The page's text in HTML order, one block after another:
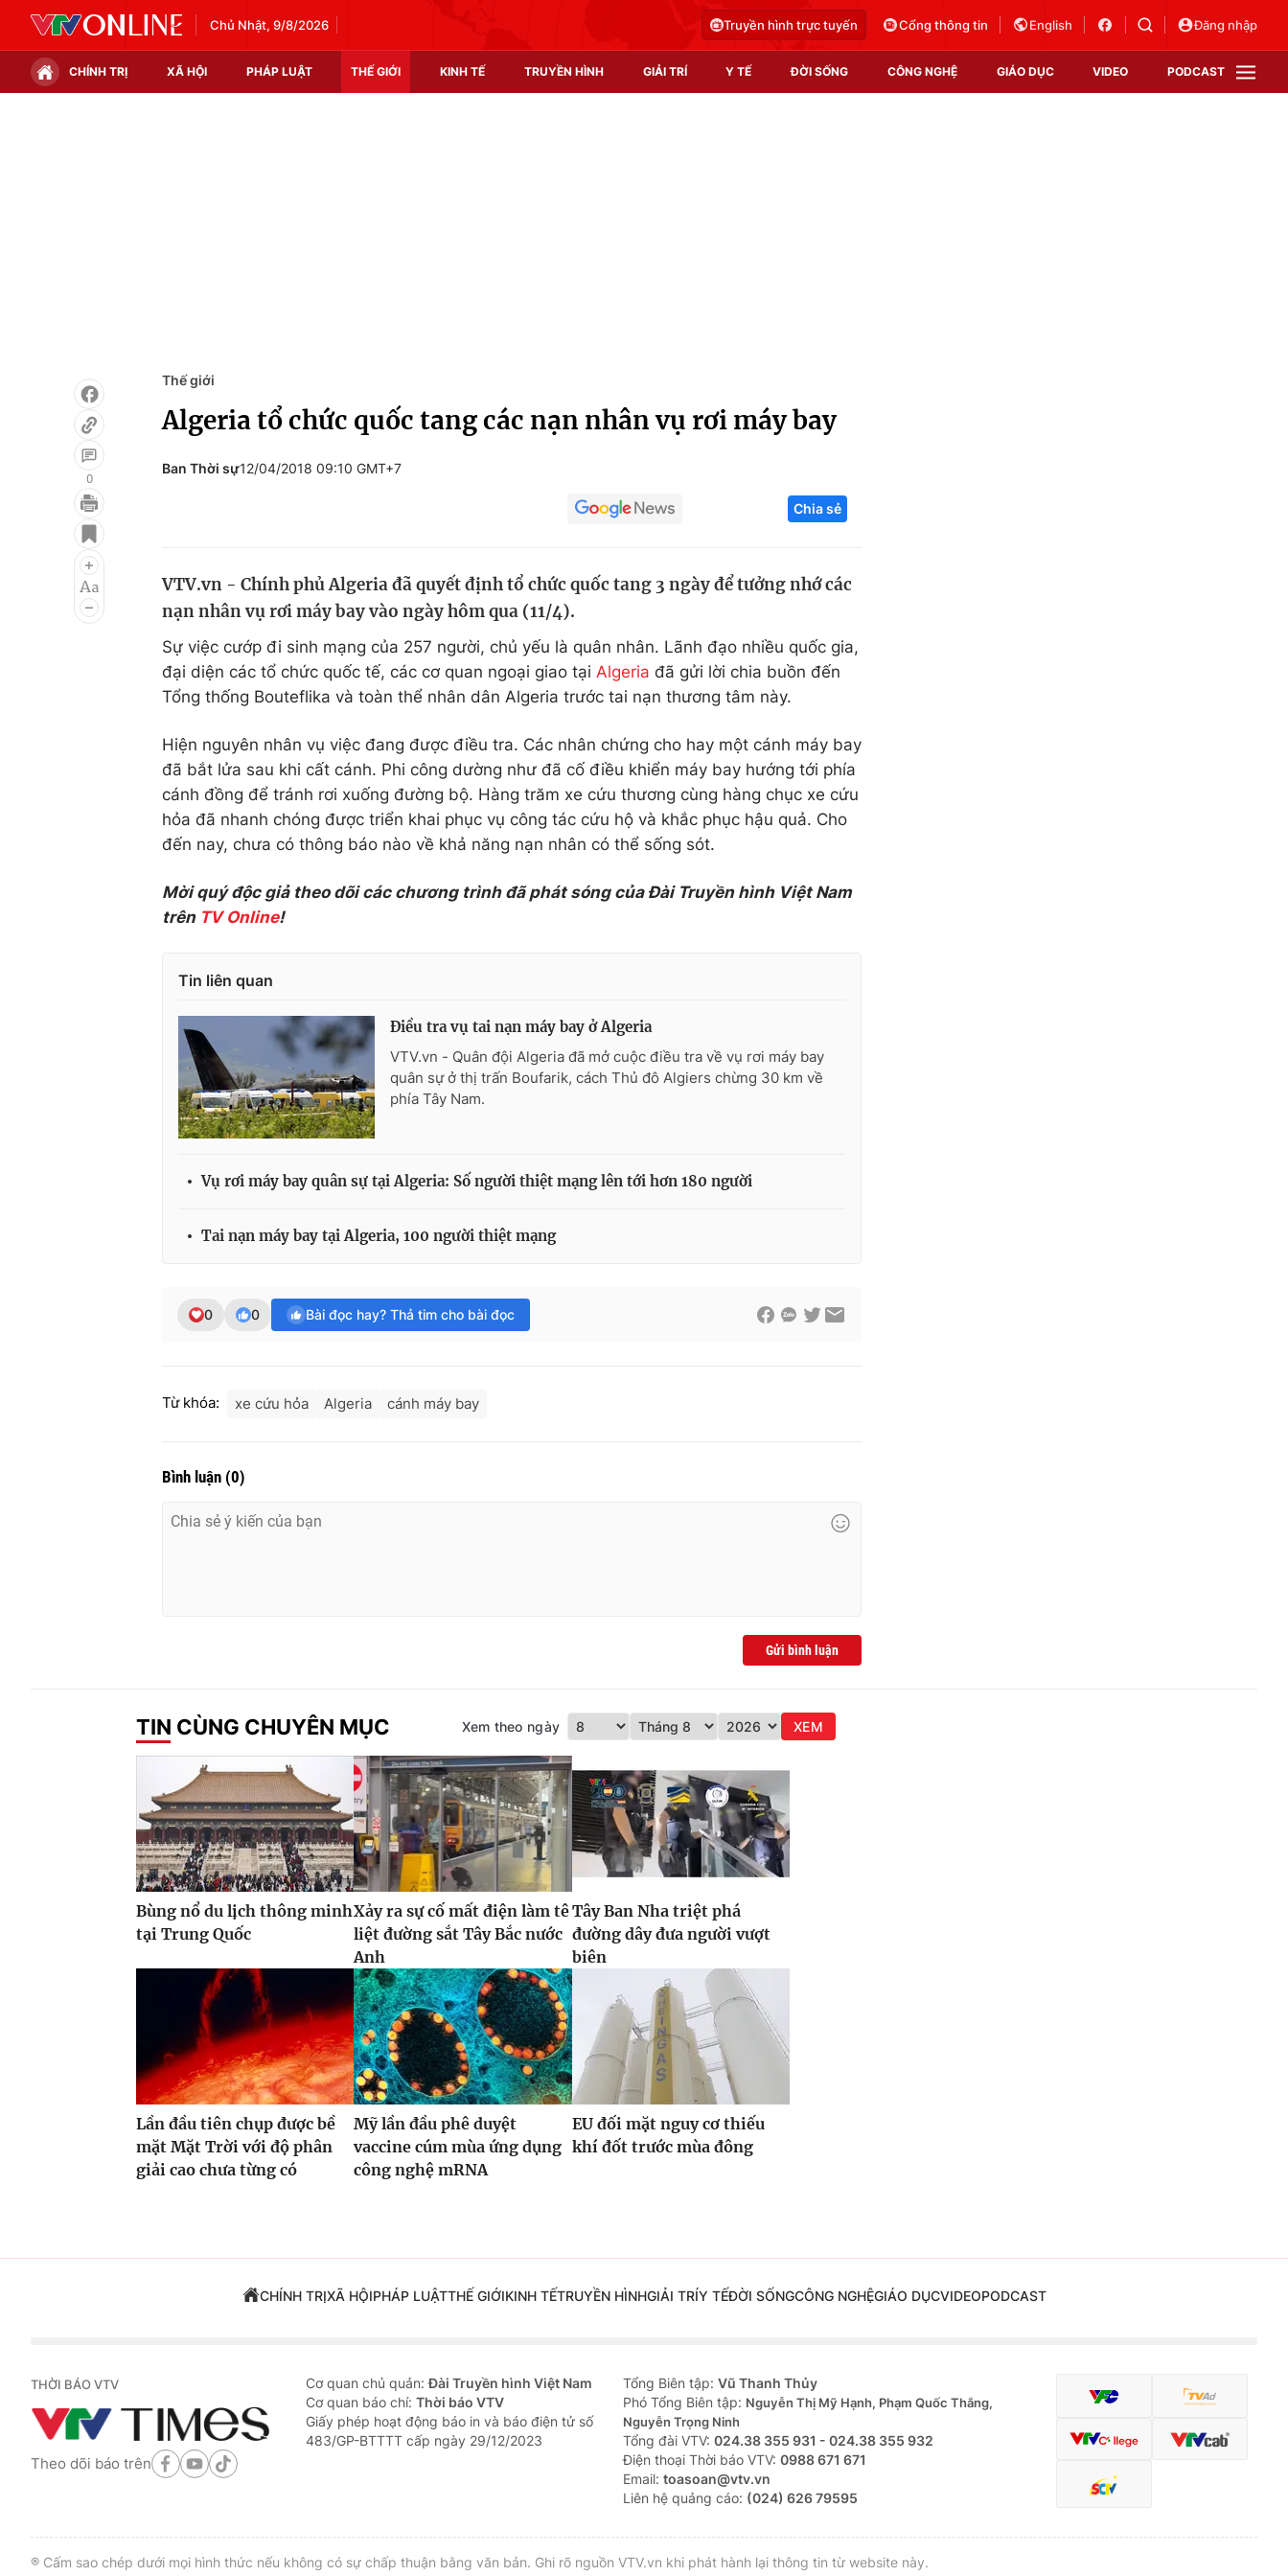
Chủ Nhật, 9/8/2026 Truyền hình trực tuyến Cổng thông tin English Đăng nhập
CHÍNH TRỊ XÃ HỘI PHÁP LUẬT THẾ GIỚI KINH TẾ TRUYỀN HÌNH GIẢI TRÍ Y TẾ ĐỜI SỐNG CÔNG NGHỆ GIÁO DỤC VIDEO PODCAST
Infographic
Điện ảnh
Âm nhạc
Làm đẹp
Học trực tuyến
Công nghệ
Sản phẩm
Tư vấn
0
Thế giới
Algeria tổ chức quốc tang các nạn nhân vụ rơi máy bay
Ban Thời sự12/04/2018 09:10 GMT+7
Chia sẻ
VTV.vn - Chính phủ Algeria đã quyết định tổ chức quốc tang 3 ngày để tưởng nhớ các
nạn nhân vụ rơi máy bay vào ngày hôm qua (11/4).
Sự việc cướp đi sinh mạng của 257 người, chủ yếu là quân nhân. Lãnh đạo nhiều quốc gia,
đại diện các tổ chức quốc tế, các cơ quan ngoại giao tại Algeria đã gửi lời chia buồn đến
Tổng thống Bouteflika và toàn thể nhân dân Algeria trước tai nạn thương tâm này.
Hiện nguyên nhân vụ việc đang được điều tra. Các nhân chứng cho hay một cánh máy bay
đã bắt lửa sau khi cất cánh. Phi công dường như đã cố điều khiển máy bay hướng tới phía
cánh đồng để tránh rơi xuống đường bộ. Hàng trăm xe cứu thương cùng hàng chục xe cứu
hỏa đã nhanh chóng được triển khai phục vụ công tác cứu hộ và khắc phục hậu quả. Cho
đến nay, chưa có thông báo nào về khả năng nạn nhân có thể sống sót.
Mời quý độc giả theo dõi các chương trình đã phát sóng của Đài Truyền hình Việt Nam
trên TV Online!
Tin liên quan
Điều tra vụ tai nạn máy bay ở Algeria
VTV.vn - Quân đội Algeria đã mở cuộc điều tra về vụ rơi máy bay
quân sự ở thị trấn Boufarik, cách Thủ đô Algiers chừng 30 km về
phía Tây Nam.
Vụ rơi máy bay quân sự tại Algeria: Số người thiệt mạng lên tới hơn 180 người
Tai nạn máy bay tại Algeria, 100 người thiệt mạng
0 0 Bài đọc hay? Thả tim cho bài đọc
Từ khóa: xe cứu hỏa Algeria cánh máy bay
Bình luận (0)
Gửi bình luận
TIN CÙNG CHUYÊN MỤC Xem theo ngày XEM
Bùng nổ du lịch thông minh
tại Trung Quốc
Xảy ra sự cố mất điện làm tê
liệt đường sắt Tây Bắc nước
Anh
Tây Ban Nha triệt phá
đường dây đưa người vượt
biên
Lần đầu tiên chụp được bề
mặt Mặt Trời với độ phân
giải cao chưa từng có
Mỹ lần đầu phê duyệt
vaccine cúm mùa ứng dụng
công nghệ mRNA
EU đối mặt nguy cơ thiếu
khí đốt trước mùa đông
CHÍNH TRỊXÃ HỘIPHÁP LUẬTTHẾ GIỚIKINH TẾTRUYỀN HÌNHGIẢI TRÍY TẾĐỜI SỐNGCÔNG NGHỆGIÁO DỤCVIDEOPODCAST
THỜI BÁO VTV
Theo dõi báo trên
Cơ quan chủ quản:Đài Truyền hình Việt Nam
Cơ quan báo chí: Thời báo VTV
Giấy phép hoạt động báo in và báo điện tử số
483/GP-BTTTT cấp ngày 29/12/2023
Tổng Biên tập: Vũ Thanh Thủy
Phó Tổng Biên tập: Nguyễn Thị Mỹ Hạnh, Phạm Quốc Thắng,
Nguyễn Trọng Ninh
Tổng đài VTV: 024.38 355 931 - 024.38 355 932
Ðiện thoại Thời báo VTV: 0988 671 671
Email: toasoan@vtv.vn
Liên hệ quảng cáo: (024) 626 79595
® Cấm sao chép dưới mọi hình thức nếu không có sự chấp thuận bằng văn bản. Ghi rõ nguồn VTV.vn khi phát hành lại thông tin từ website này.